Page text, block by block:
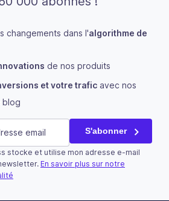
changements dans l'algorithme de
de nos produits
et votre trafic avec nos
blog
qu’à des fins de validation et
S'abonner
stocke et utilise mon adresse e-mail
En savoir plus sur notre